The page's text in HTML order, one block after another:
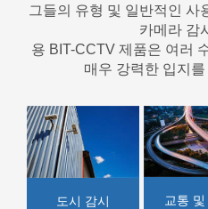
그들의 유형 및 일반적인 사
카메라 감
용 BIT-CCTV 제품은 여러
매우 강력한 입지
도시 감시 교통 및